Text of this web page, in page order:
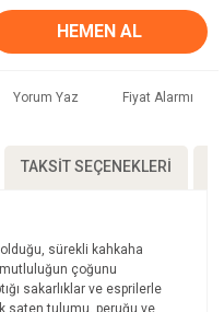
HEMEN AL
Yorum Yaz Fiyat Alarmı
TAKSIT SEÇENEKLERI
sürekli kahkaha
çoğunu
sakarlıklar ve esprilerle
saten tulumu, peruğu ve